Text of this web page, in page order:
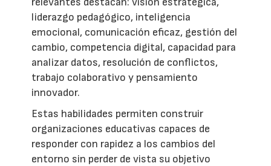
liderazgo pedagógico, inteligencia
emocional, comunicación eficaz, gestión del
cambio, competencia digital, capacidad para
analizar datos, resolución de conflictos,
trabajo colaborativo y pensamiento
innovador.
Estas habilidades permiten construir
organizaciones educativas capaces de
responder con rapidez a los cambios del
entorno sin perder de vista su objetivo